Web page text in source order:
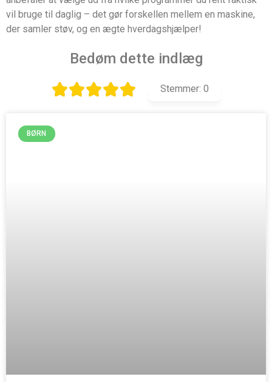
vil bruge til daglig – det gør forskellen mellem en maskine,
der samler støv, og en ægte hverdagshjælper!
Bedøm dette indlæg
Stemmer: 0
BØRN